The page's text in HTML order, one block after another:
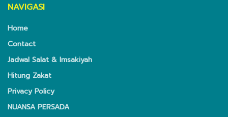
NAVIGASI
Home
Contact
Jadwal Salat & Imsakiyah
Hitung Zakat
Privacy Policy
NUANSA PERSADA